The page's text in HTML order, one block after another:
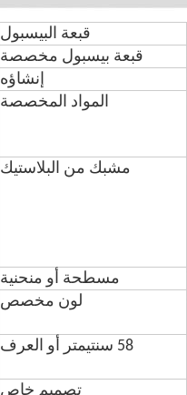
قبعة البيسبول
قبعة بيسبول مخصصة
إنشاؤه
المواد المخصصة
مشبك من البلاستيك
مسطحة أو منحنية
لون مخصص
58 سنتيمتر أو العرف
تصميم خاص